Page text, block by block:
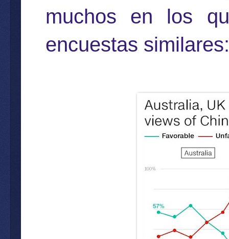
muchos en los
encuestas similares: